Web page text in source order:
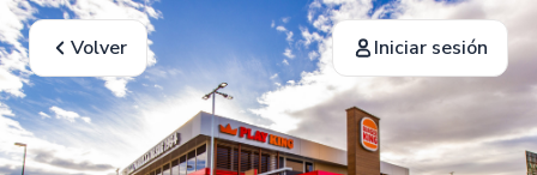
Volver Iniciar sesión